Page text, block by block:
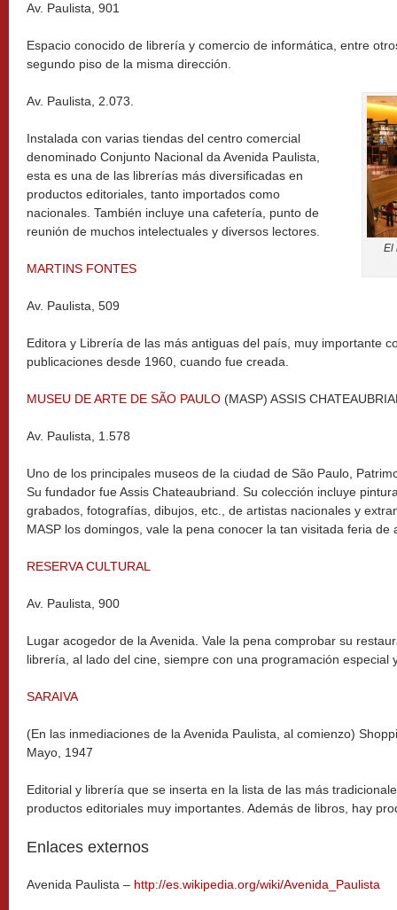
Av. Paulista, 901
Espacio conocido de librería y comercio de informática, entre
segundo piso de la misma dirección.
El
Av. Paulista, 2.073.
Instalada con varias tiendas del centro comercial
denominado Conjunto Nacional da Avenida Paulista,
esta es una de las librerías más diversificadas en
productos editoriales, tanto importados como
nacionales. También incluye una cafetería, punto de
reunión de muchos intelectuales y diversos lectores.
MARTINS FONTES
Av. Paulista, 509
Editora y Librería de las más antiguas del país, muy importante
publicaciones desde 1960, cuando fue creada.
MUSEU DE ARTE DE SÃO PAULO (MASP) ASSIS
Av. Paulista, 1.578
Uno de los principales museos de la ciudad de São Paulo,
Su fundador fue Assis Chateaubriand. Su colección incluye
grabados, fotografías, dibujos, etc., de artistas nacionales y
MASP los domingos, vale la pena conocer la tan visitada feria de
RESERVA CULTURAL
Av. Paulista, 900
Lugar acogedor de la Avenida. Vale la pena comprobar su
librería, al lado del cine, siempre con una programación especial
SARAIVA
(En las inmediaciones de la Avenida Paulista, al comienzo)
Mayo, 1947
Editorial y librería que se inserta en la lista de las más
productos editoriales muy importantes. Además de libros, hay
Enlaces externos
Avenida Paulista – http://es.wikipedia.org/wiki/Avenida_Paulista